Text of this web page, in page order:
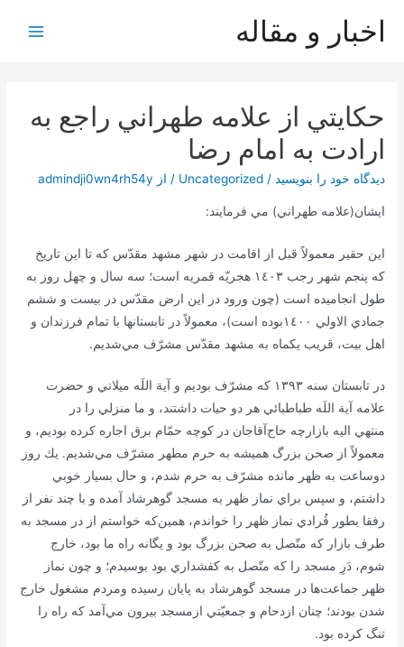
اخبار و مقاله
حكايتي از علامه طهراني راجع به
ارادت به امام رضا
دیدگاه‌ خود را بنویسید /
Uncategorized / از admindji0wn4rh54y
ايشان(علامه طهراني) مي فرمايند:
اين حقير معمولاً قبل از اقامت در شهر مشهد مقدّس كه تا اين تاريخ
كه پنجم شهر رجب ١٤٠٣ هجريّه قمريه است؛ سه سال و چهل روز به
طول انجاميده است (چون ورود در اين ارض مقدّس در بيست و ششم
جمادي الاولي ١٤٠٠بوده است)، معمولاً در تابستانها با تمام فرزندان و
اهل بيت، قريب يكماه به مشهد مقدّس مشرّف مي‌شديم.
در تابستان سنه ١٣٩٣ كه مشرّف بوديم و آية اللَه ميلاني و حضرت
علامه آية اللَه طباطبائي هر دو حيات داشتند، و ما منزلي را در
منتهي اليه بازارچه حاج‌آقا‌جان در كوچه حمّام برق اجاره كرده بوديم، و
معمولاً از صحن بزرگ هميشه به حرم مطهر مشرّف مي‌شديم. يك روز
دوساعت به ظهر مانده مشرّف به حرم شدم، و حال بسيار خوبي
داشتم، و سپس براي نماز ظهر به مسجد گوهرشاد آمده و با چند نفر از
رفقا بطور فُرادي نماز ظهر را خواندم، همين‌كه خواستم از در مسجد به
طرف بازار كه متّصل به صحن بزرگ بود و يگانه راه ما بود، خارج
شوم، دَرِ مسجد را كه متّصل به كفشداري بود بوسيدم؛ و چون نماز
ظهر جماعت‌ها در مسجد گوهرشاد به پايان رسيده ومردم مشغول خارج
شدن بودند؛ چنان ازدحام و جمعيّتي ازمسجد بيرون مي‌آمد كه راه را
تنگ كرده بود.